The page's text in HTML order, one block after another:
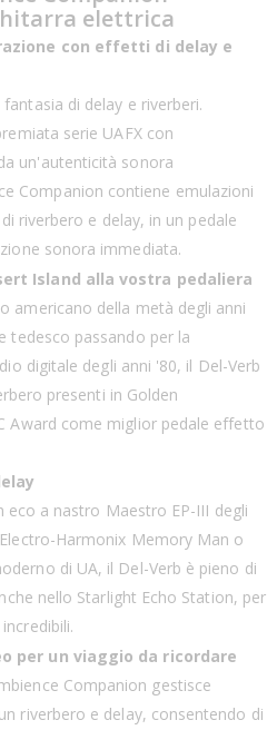
elettrica
con effetti di delay e
di delay e riverberi.
serie UAFX con
un'autenticità sonora
Companion contiene emulazioni
riverbero e delay, in un pedale
sonora immediata.
Island alla vostra pedaliera
americano della metà degli anni
tedesco passando per la
digitale degli anni '80, il Del-Verb
presenti in Golden
Award come miglior pedale effetto
eco a nastro Maestro EP-III degli
Harmonix Memory Man o
di UA, il Del-Verb è pieno di
nello Starlight Echo Station, per
per un viaggio da ricordare
Companion gestisce
riverbero e delay, consentendo di